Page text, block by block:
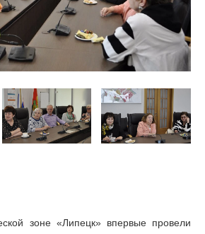
зоне «Липецк» впервые провели